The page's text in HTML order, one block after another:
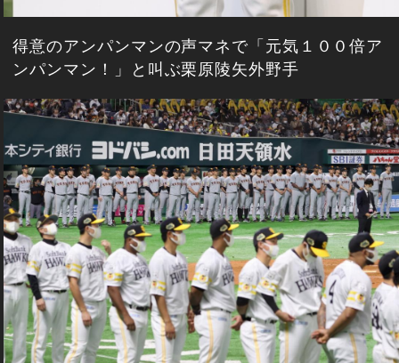
得意のアンパンマンの声マネで「元気１００倍ア
ンパンマン！」と叫ぶ栗原陵矢外野手